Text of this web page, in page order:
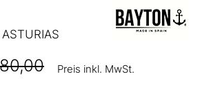
Preis inkl. MwSt.